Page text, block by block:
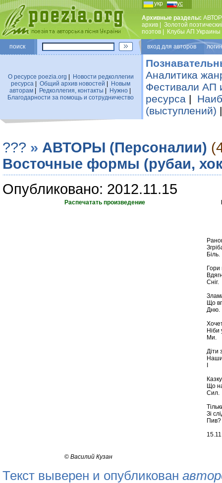
укр рус
Архивные разделы:
архив
Золотой
поэтов
Клубы АП Украины
поиск вход для авторов
О ресурсе poezia.org
Новости редколлегии
ресурса
Общий архив новостей
Новым
авторам| Редколлегия, контакты Нужно|
Благодарности за помощь и сотрудничество
Аналитика
Фестивали АП
ресурса |
(выступлений)
??? » АВТОРЫ (Персоналии)
Восточные формы (рубаи,
Опубликовано: 2012.11.15
Распечатать произведение
Біль.
Гори
Сніг.
Що
Дню.
Ніби
Ми.
Діти
Що
Сил.
Зі
Пив?
© Василий Кузан
Текст выверен и опубликован